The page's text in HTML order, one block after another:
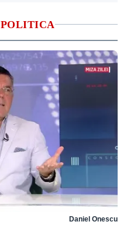
POLITICA
Daniel Onescu